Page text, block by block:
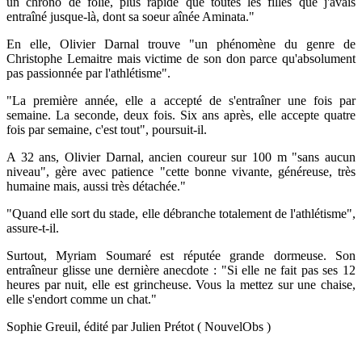
entraîné jusque-là, dont sa soeur aînée Aminata."
En elle, Olivier Darnal trouve "un phénomène du genre de
Christophe Lemaitre mais victime de son don parce qu'absolument
pas passionnée par l'athlétisme".
"La première année, elle a accepté de s'entraîner une fois par
semaine. La seconde, deux fois. Six ans après, elle accepte quatre
fois par semaine, c'est tout", poursuit-il.
A 32 ans, Olivier Darnal, ancien coureur sur 100 m "sans aucun
niveau", gère avec patience "cette bonne vivante, généreuse, très
humaine mais, aussi très détachée."
"Quand elle sort du stade, elle débranche totalement de l'athlétisme",
assure-t-il.
Surtout, Myriam Soumaré est réputée grande dormeuse. Son
entraîneur glisse une dernière anecdote : "Si elle ne fait pas ses 12
heures par nuit, elle est grincheuse. Vous la mettez sur une chaise,
elle s'endort comme un chat."
Sophie Greuil, édité par Julien Prétot ( NouvelObs )